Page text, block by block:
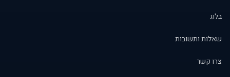
בלוג
שאלות ותשובות
צרו קשר